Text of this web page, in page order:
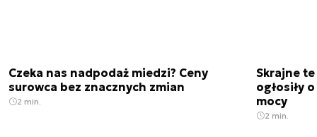
Czeka nas nadpodaż miedzi? Ceny
surowca bez znacznych zmian
2 min.
Skrajne
ogłosiły
mocy
2 min.